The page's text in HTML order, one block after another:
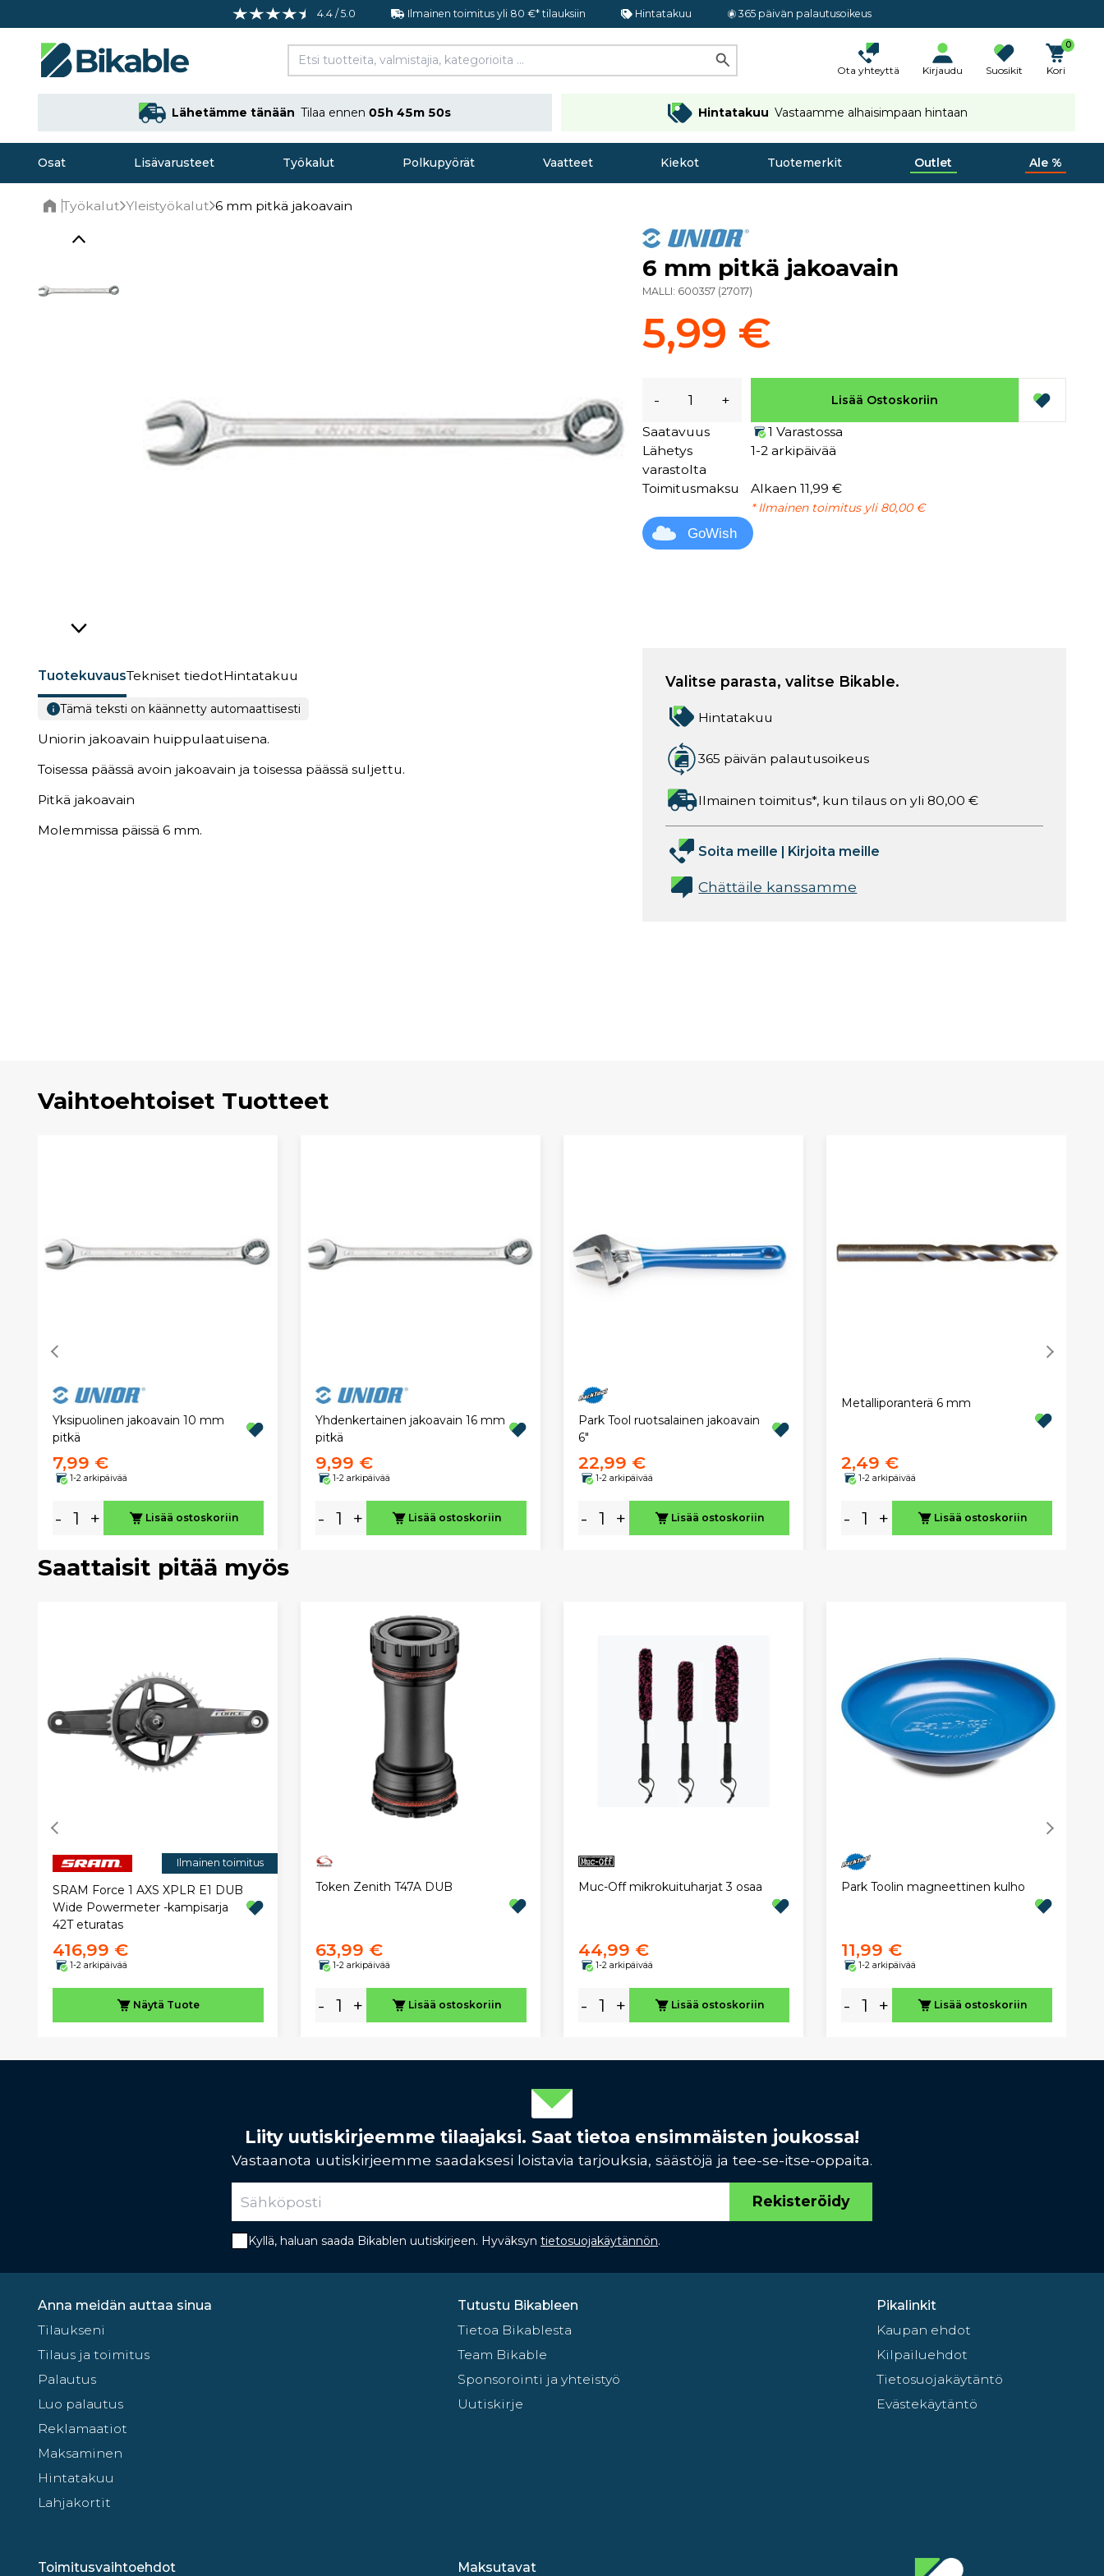
4.4 / 5.0 Ilmainen toimitus yli 80 €* tilauksiin Hintatakuu 365 päivän palautusoikeus
Ota yhteyttä Kirjaudu Suosikit
0
Kori
Lähetämme tänään Tilaa ennen 05h 45m 49s Hintatakuu Vastaamme alhaisimpaan hintaan
Osat Lisävarusteet Työkalut Polkupyörät Vaatteet Kiekot Tuotemerkit Outlet Ale %
Työkalut Yleistyökalut 6 mm pitkä jakoavain
TuotekuvausTekniset tiedotHintatakuu
Tämä teksti on käännetty automaattisesti
Uniorin jakoavain huippulaatuisena.
Toisessa päässä avoin jakoavain ja toisessa päässä suljettu.
Pitkä jakoavain
Molemmissa päissä 6 mm.
6 mm pitkä jakoavain
MALLI: 600357 (27017)
5,99 €
- + Lisää Ostoskoriin
Saatavuus
1 Varastossa
Lähetys
varastolta
1-2 arkipäivää
Toimitusmaksu Alkaen 11,99 €
* Ilmainen toimitus yli 80,00 €
GoWish
Valitse parasta, valitse Bikable.
Hintatakuu
365 päivän palautusoikeus
Ilmainen toimitus*, kun tilaus on yli 80,00 €
Soita meille | Kirjoita meille
Chättäile kanssamme
Vaihtoehtoiset Tuotteet
Yksipuolinen jakoavain 10 mm
pitkä
7,99 €
1-2 arkipäivää
- + Lisää ostoskoriin
Yhdenkertainen jakoavain 16 mm
pitkä
9,99 €
1-2 arkipäivää
- + Lisää ostoskoriin
Park Tool ruotsalainen jakoavain
6"
22,99 €
1-2 arkipäivää
- + Lisää ostoskoriin
Metalliporanterä 6 mm
2,49 €
1-2 arkipäivää
- + Lisää ostoskoriin
Saattaisit pitää myös
Ilmainen toimitus
SRAM Force 1 AXS XPLR E1 DUB
Wide Powermeter -kampisarja
42T eturatas
416,99 €
1-2 arkipäivää
Näytä Tuote
Token Zenith T47A DUB
63,99 €
1-2 arkipäivää
- + Lisää ostoskoriin
Muc-Off mikrokuituharjat 3 osaa
44,99 €
1-2 arkipäivää
- + Lisää ostoskoriin
Park Toolin magneettinen kulho
11,99 €
1-2 arkipäivää
- + Lisää ostoskoriin
Liity uutiskirjeemme tilaajaksi. Saat tietoa ensimmäisten joukossa!
Vastaanota uutiskirjeemme saadaksesi loistavia tarjouksia, säästöjä ja tee-se-itse-oppaita.
Rekisteröidy
Kyllä, haluan saada Bikablen uutiskirjeen. Hyväksyn tietosuojakäytännön.
Anna meidän auttaa sinua
Tilaukseni
Tilaus ja toimitus
Palautus
Luo palautus
Reklamaatiot
Maksaminen
Hintatakuu
Lahjakortit
Tutustu Bikableen
Tietoa Bikablesta
Team Bikable
Sponsorointi ja yhteistyö
Uutiskirje
Pikalinkit
Kaupan ehdot
Kilpailuehdot
Tietosuojakäytäntö
Evästekäytäntö
Toimitusvaihtoehdot Maksutavat